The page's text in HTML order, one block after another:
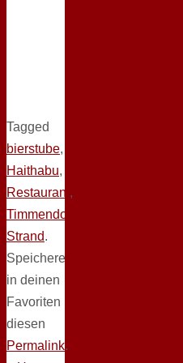
Tagged
bierstube,
Haithabu,
Restaurant ,
Timmendorfer
Strand.
Speichere
in deinen
Favoriten
diesen
Permalink.